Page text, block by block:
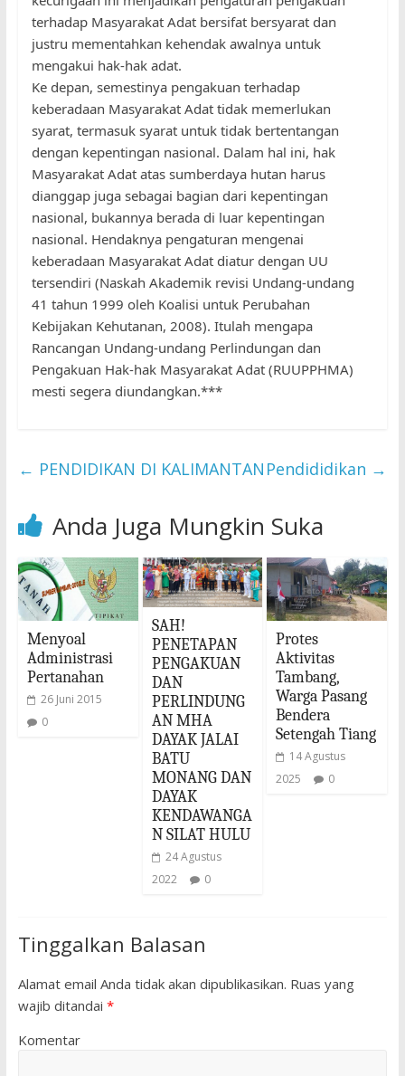
terhadap Masyarakat Adat bersifat bersyarat dan
justru mementahkan kehendak awalnya untuk
mengakui hak-hak adat.
Ke depan, semestinya pengakuan terhadap
keberadaan Masyarakat Adat tidak memerlukan
syarat, termasuk syarat untuk tidak bertentangan
dengan kepentingan nasional. Dalam hal ini, hak
Masyarakat Adat atas sumberdaya hutan harus
dianggap juga sebagai bagian dari kepentingan
nasional, bukannya berada di luar kepentingan
nasional. Hendaknya pengaturan mengenai
keberadaan Masyarakat Adat diatur dengan UU
tersendiri (Naskah Akademik revisi Undang-undang
41 tahun 1999 oleh Koalisi untuk Perubahan
Kebijakan Kehutanan, 2008). Itulah mengapa
Rancangan Undang-undang Perlindungan dan
Pengakuan Hak-hak Masyarakat Adat (RUUPPHMA)
mesti segera diundangkan.***
← PENDIDIKAN DI KALIMANTAN Pendididikan →
Anda Juga Mungkin Suka
Menyoal
Administrasi
Pertanahan
26 Juni 2015
0
SAH!
PENETAPAN
PENGAKUAN
DAN
PERLINDUNG
AN MHA
DAYAK JALAI
BATU
MONANG DAN
DAYAK
KENDAWANGA
N SILAT HULU
24 Agustus
2022
0
Protes
Aktivitas
Tambang,
Warga Pasang
Bendera
Setengah Tiang
14 Agustus
2025
0
Tinggalkan Balasan
Alamat email Anda tidak akan dipublikasikan. Ruas yang
wajib ditandai *
Komentar